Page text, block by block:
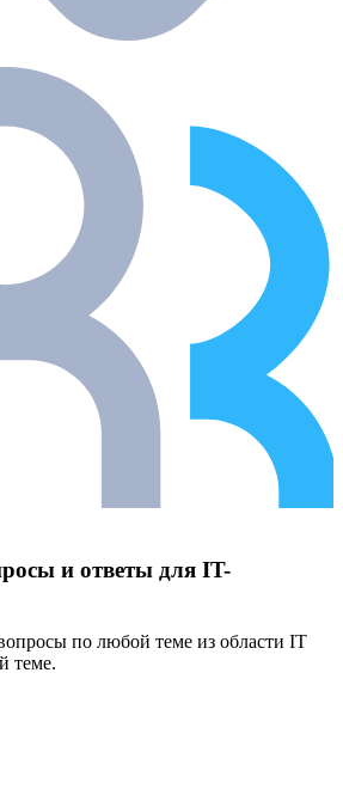
и ответы для IT-
по любой теме из области IT
теме.